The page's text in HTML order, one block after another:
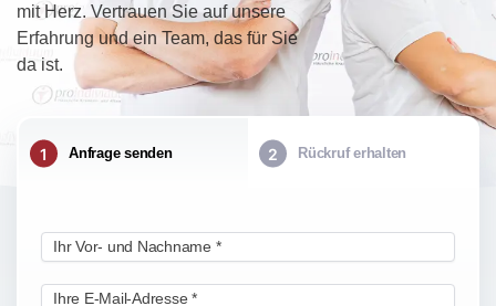
mit Herz. Vertrauen Sie auf unsere
Erfahrung und ein Team, das für Sie
da ist.
Anfrage senden Rückruf erhalten